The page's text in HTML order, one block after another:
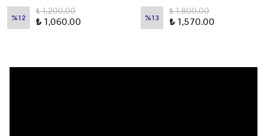
%12
₺ 1,200.00
₺ 1,060.00 %13
₺ 1,800.00
₺ 1,570.00